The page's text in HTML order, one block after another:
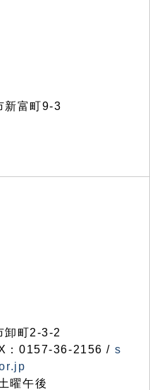
富町9-3
町2-3-2
：0157-36-2156 / s
曜午後